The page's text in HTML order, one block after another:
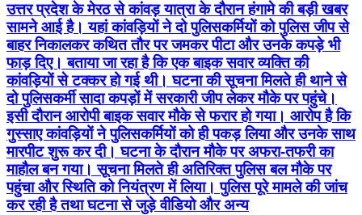
उत्तर प्रदेश के मेरठ से कांवड़ यात्रा के दौरान हंगामे की बड़ी खबर
सामने आई है। यहां कांवड़ियों ने दो पुलिसकर्मियों को पुलिस जीप से
बाहर निकालकर कथित तौर पर जमकर पीटा और उनके कपड़े भी
फाड़ दिए। बताया जा रहा है कि एक बाइक सवार व्यक्ति की
कांवड़ियों से टक्कर हो गई थी। घटना की सूचना मिलते ही थाने से
दो पुलिसकर्मी सादा कपड़ों में सरकारी जीप लेकर मौके पर पहुंचे।
इसी दौरान आरोपी बाइक सवार मौके से फरार हो गया। आरोप है कि
गुस्साए कांवड़ियों ने पुलिसकर्मियों को ही पकड़ लिया और उनके साथ
मारपीट शुरू कर दी। घटना के दौरान मौके पर अफरा-तफरी का
माहौल बन गया। सूचना मिलते ही अतिरिक्त पुलिस बल मौके पर
पहुंचा और स्थिति को नियंत्रण में लिया। पुलिस पूरे मामले की जांच
कर रही है तथा घटना से जुड़े वीडियो और अन्य